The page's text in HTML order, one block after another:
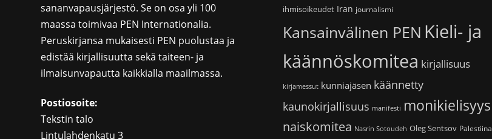
sananvapausjärjestö. Se on osa yli 100
maassa toimivaa PEN Internationalia.
Peruskirjansa mukaisesti PEN puolustaa ja
edistää kirjallisuutta sekä taiteen- ja
ilmaisunvapautta kaikkialla maailmassa.
Postiosoite:
Tekstin talo
Lintulahdenkatu 3
ihmisoikeudet Iran journalismi
Kansainvälinen PEN Kieli- ja
käännöskomitea kirjallisuus
kirjamessut kunniajäsen käännetty
kaunokirjallisuus manifesti monikielisyys
naiskomitea Nasrin Sotoudeh Oleg Sentsov Palestiina